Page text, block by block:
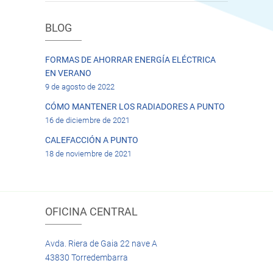
BLOG
FORMAS DE AHORRAR ENERGÍA ELÉCTRICA
EN VERANO
9 de agosto de 2022
CÓMO MANTENER LOS RADIADORES A PUNTO
16 de diciembre de 2021
CALEFACCIÓN A PUNTO
18 de noviembre de 2021
OFICINA CENTRAL
Avda. Riera de Gaia 22 nave A
43830 Torredembarra